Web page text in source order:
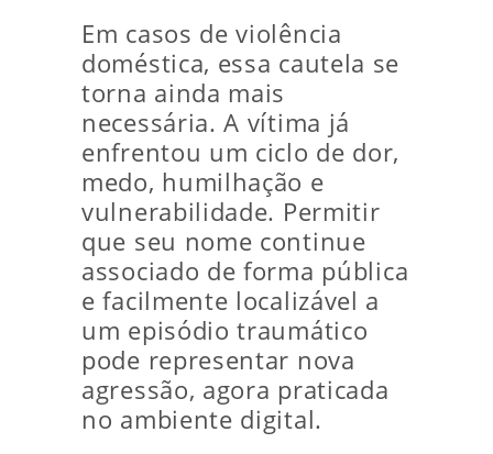
Em casos de violência
doméstica, essa cautela se
torna ainda mais
necessária. A vítima já
enfrentou um ciclo de dor,
medo, humilhação e
vulnerabilidade. Permitir
que seu nome continue
associado de forma pública
e facilmente localizável a
um episódio traumático
pode representar nova
agressão, agora praticada
no ambiente digital.